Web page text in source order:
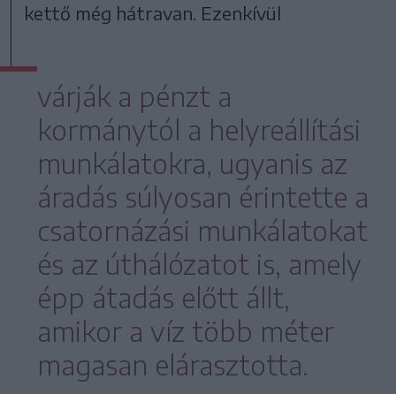
kettő még hátravan. Ezenkívül
várják a pénzt a
kormánytól a helyreállítási
munkálatokra, ugyanis az
áradás súlyosan érintette a
csatornázási munkálatokat
és az úthálózatot is, amely
épp átadás előtt állt,
amikor a víz több méter
magasan elárasztotta.